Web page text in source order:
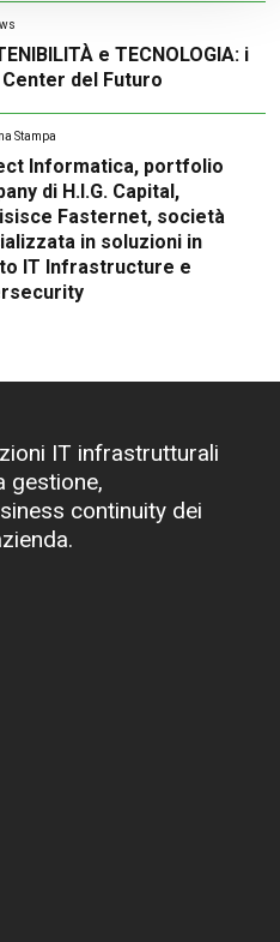
e TECNOLOGIA: i
Center del Futuro
Stampa
Informatica, portfolio
di H.I.G. Capital,
Fasternet, società
in soluzioni in
IT Infrastructure e
IT infrastrutturali
gestione,
continuity dei